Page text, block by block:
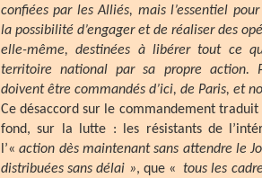
confiées par les Alliés, mais l’essentiel
la possibilité d’engager et de réaliser des
elle-même, destinées à libérer tout ce
territoire national par sa propre action.
doivent être commandés d’ici, de Paris, et
Ce désaccord sur le commandement traduit
fond, sur la lutte : les résistants de
l’«action dès maintenant sans attendre le
distribuées sans délai », que «tous les